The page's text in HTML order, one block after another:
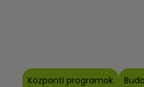
Központi programok